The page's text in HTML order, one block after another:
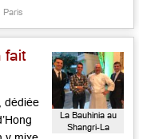
qui
Paris
fait
dédiée
La Bauhinia au
Shangri-La